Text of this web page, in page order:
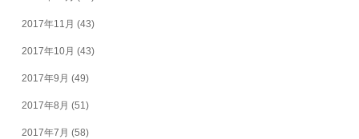
2017年11月 (43)
2017年10月 (43)
2017年9月 (49)
2017年8月 (51)
2017年7月 (58)